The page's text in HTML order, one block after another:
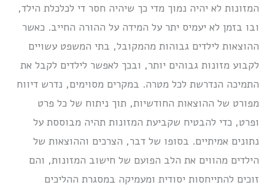
המזונות לא יהיה נמוך מדי כך שיהיה חסר די לכלכלת הילד,
ובו בזמן לא יעמיס יתר על המידה על ההורה החייב. כאשר
ההוצאות לילדים גבוהות מהמקובל, בתי המשפט עשויים
לקבוע מזונות גבוהים יותר, ובכך לאפשר לילדים לקבל את
התמיכה הנדרשת לכל מטרה. במקרים מסוימים, נדרש דיווח
מפורט של ההוצאות החודשיות, תוך ניתוח של כל פרט
ופרט, כדי להבטיח שקביעת המזונות תהיה מבוססת על
נתונים אמיתיים. בסופו של דבר, הצרכים וההוצאות של
הילדים מהווים את הלב הפועם של חישוב המזונות, והם
זוכים להתייחסות יסודית ומעמיקה במסגרת ההליכים